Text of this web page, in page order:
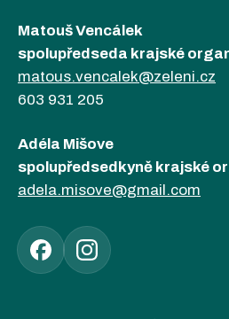
Matouš Vencálek
spolupředseda krajské
matous.vencalek@zeleni.cz
603 931 205
Adéla Mišove
spolupředsedkyně krajské
adela.misove@gmail.com